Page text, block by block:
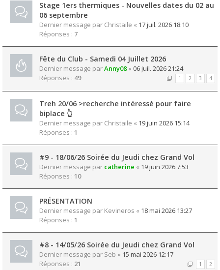
Stage 1ers thermiques - Nouvelles dates du 02 au
06 septembre
Dernier message par Christaile « 17 juil. 2026 18:10
Réponses : 7
Fête du Club - Samedi 04 Juillet 2026
Dernier message parAnny08« 06 juil. 2026 21:24
Réponses : 49 1 2 3 4
Treh 20/06 >recherche intéressé pour faire
biplace 👆
Dernier message par Christaile « 19 juin 2026 15:14
Réponses : 1
#9 - 18/06/26 Soirée du Jeudi chez Grand Vol
Dernier message par catherine « 19 juin 2026 7:53
Réponses : 10
PRÉSENTATION
Dernier message par Kevineros « 18 mai 2026 13:27
Réponses : 1
#8 - 14/05/26 Soirée du Jeudi chez Grand Vol
Dernier message par Seb « 15 mai 2026 12:17
Réponses : 21 1 2